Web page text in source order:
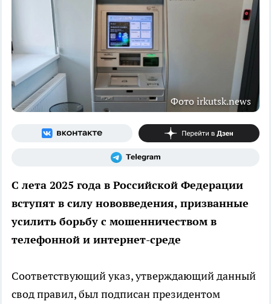
Фото irkutsk.news
С лета 2025 года в Российской Федерации
вступят в силу нововведения, призванные
усилить борьбу с мошенничеством в
телефонной и интернет-среде
Соответствующий указ, утверждающий данный
свод правил, был подписан президентом